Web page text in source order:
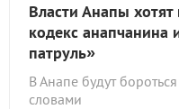
Власти Анапы
кодекс анапчанина
патруль»
В Анапе будут
словами